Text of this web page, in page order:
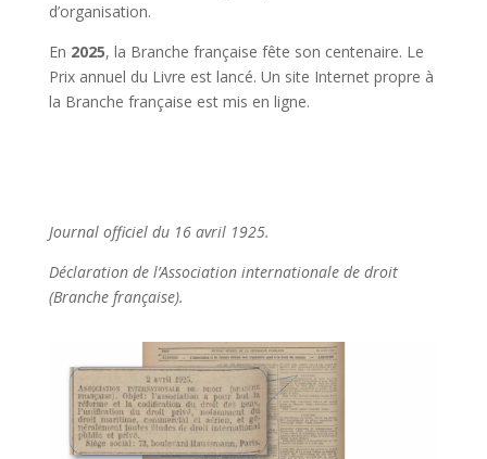
d’organisation.
En 2025, la Branche française fête son centenaire. Le
Prix annuel du Livre est lancé. Un site Internet propre à
la Branche française est mis en ligne.
Journal officiel du 16 avril 1925.
Déclaration de l’Association internationale de droit
(Branche française).